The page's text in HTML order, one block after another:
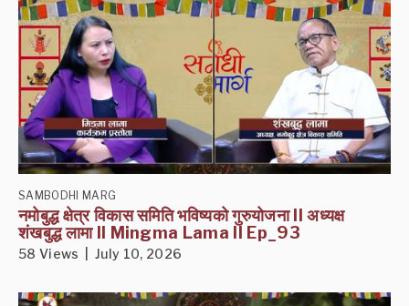
SAMBODHI MARG
नमोबुद्ध क्षेत्र विकास समिति भविष्यको गुरुयोजना II अध्यक्ष
शंखबुद्ध लामा II Mingma Lama II Ep_93
58 Views | July 10, 2026